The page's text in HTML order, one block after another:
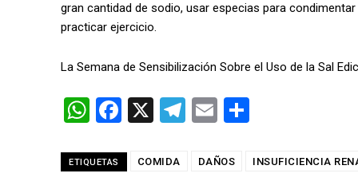
gran cantidad de sodio, usar especias para
practicar ejercicio.
La Semana de Sensibilización Sobre el Uso de la Sal
W
at
F
ce
X
T
E
ail
m
ETIQUETAS COMIDA DAÑOS INSUFICIENCIA